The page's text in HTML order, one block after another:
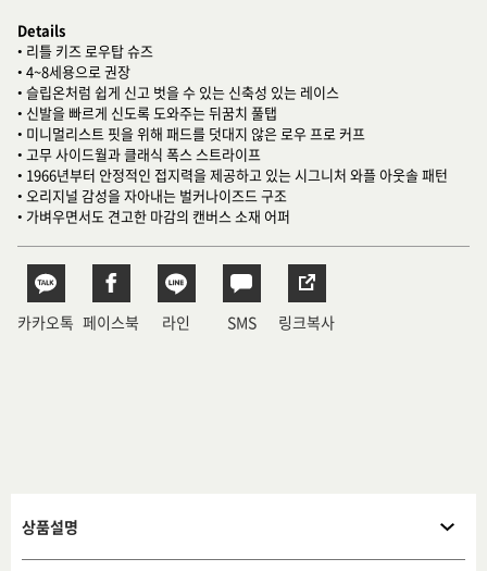
Details
• 리틀 키즈 로우탑 슈즈
• 4~8세용으로 권장
• 슬립온처럼 쉽게 신고 벗을 수 있는 신축성 있는 레이스
• 신발을 빠르게 신도록 도와주는 뒤꿈치 풀탭
• 미니멀리스트 핏을 위해 패드를 덧대지 않은 로우 프로 커프
• 고무 사이드월과 클래식 폭스 스트라이프
• 1966년부터 안정적인 접지력을 제공하고 있는 시그니처 와플 아웃솔 패턴
• 오리지널 감성을 자아내는 벌커나이즈드 구조
• 가벼우면서도 견고한 마감의 캔버스 소재 어퍼
카카오톡 페이스북 라인 SMS 링크복사
상품설명